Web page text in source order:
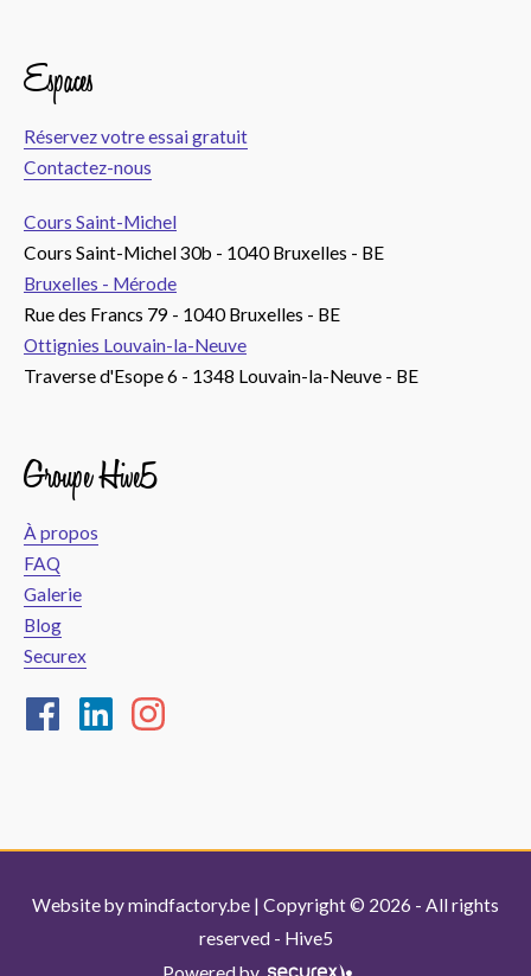
Espaces
Réservez votre essai gratuit
Contactez-nous
Cours Saint-Michel
Cours Saint-Michel 30b - 1040 Bruxelles - BE
Bruxelles - Mérode
Rue des Francs 79 - 1040 Bruxelles - BE
Ottignies Louvain-la-Neuve
Traverse d'Esope 6 - 1348 Louvain-la-Neuve - BE
Groupe Hive5
À propos
FAQ
Galerie
Blog
Securex
Website bymindfactory.be | Copyright © 2026 - All rights
reserved - Hive5